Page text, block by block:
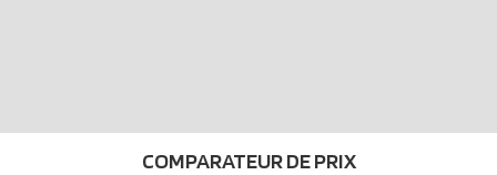
COMPARATEUR DE PRIX